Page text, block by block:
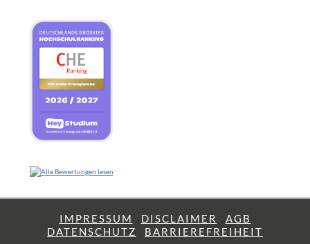
IMPRESSUM DISCLAIMER
AGB
DATENSCHUTZ
BARRIEREFREIHEIT